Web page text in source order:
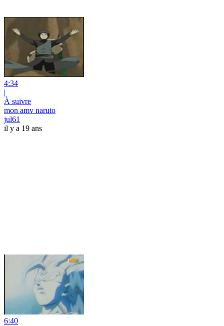
4:34
|
À suivre
mon amv naruto
jul61
il y a 19 ans
6:40